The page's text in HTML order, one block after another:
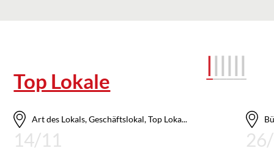
Top Lokale
Art des Lokals, Geschäftslokal, Top Loka...
14/11